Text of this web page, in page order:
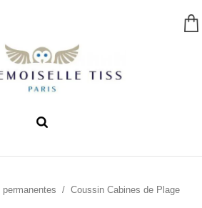
/ Coussin Cabines de Plage